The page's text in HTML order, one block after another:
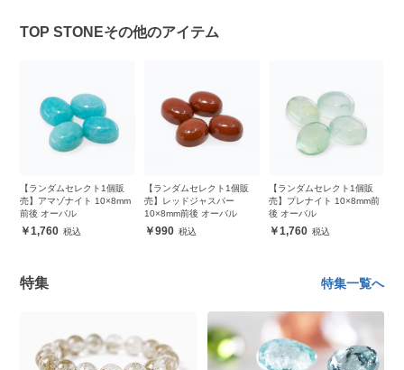
TOP STONEその他のアイテム
【ランダムセレクト1個販
売】アマゾナイト 10×8mm
前後 オーバル
1,760
【ランダムセレクト1個販
売】レッドジャスパー
10×8mm前後 オーバル
990
【ランダムセレクト1個販
売】プレナイト 10×8mm前
後 オーバル
1,760
特集 特集一覧へ